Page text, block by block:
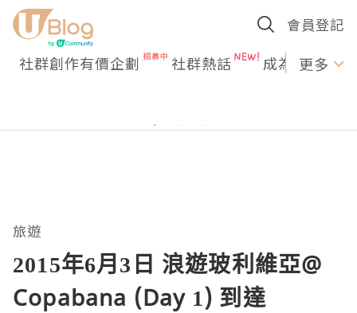
會員登記
社群創作有價企劃 社群熱話 成為U更多
旅遊
2015年6月3日 浪遊玻利維亞@
Copabana (Day 1) 到達